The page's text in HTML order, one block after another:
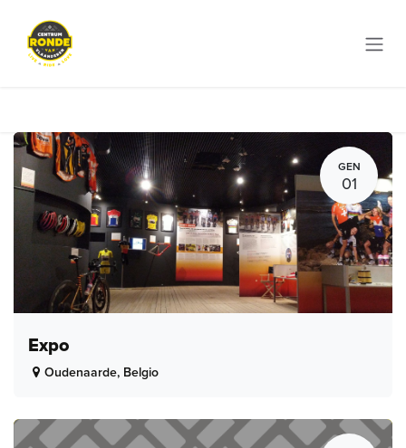
GEN
01
Expo
Oudenaarde, Belgio